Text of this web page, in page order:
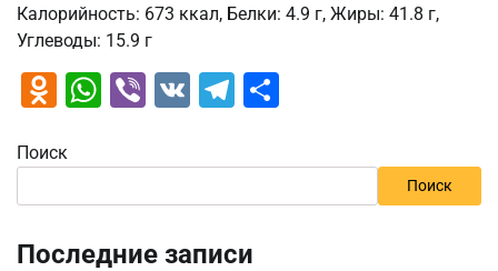
Калорийность: 673 ккал, Белки: 4.9 г, Жиры: 41.8 г,
Углеводы: 15.9 г
Odnoklassniki
WhatsApp
Viber
VK Telegram
Поиск
Поиск
Последние записи